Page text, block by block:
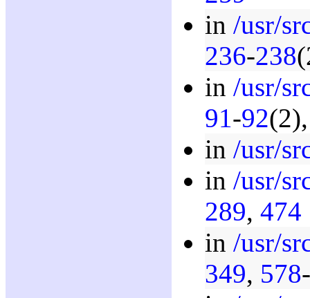
in /usr/
236-238
in /usr/
91-92
in /usr/
in /usr/
289, 474
in /usr/
349, 578-